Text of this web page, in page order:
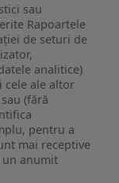
sau
Rapoartele
de seturi de
analitice)
cele ale altor
(fără
pentru a
mai receptive
un anumit